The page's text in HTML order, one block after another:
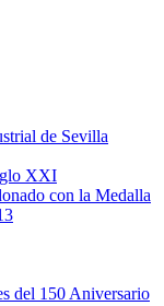
de Sevilla
XXI
con la Medalla
del 150 Aniversario